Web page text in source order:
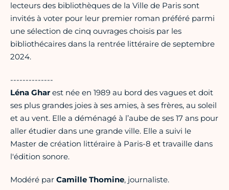
lecteurs des bibliothèques de la Ville de Paris sont
invités à voter pour leur premier roman préféré parmi
une sélection de cinq ouvrages choisis par les
bibliothécaires dans la rentrée littéraire de septembre
2024.
--------------
Léna Gharest née en 1989 au bord des vagues et doit
ses plus grandes joies à ses amies, à ses frères, au soleil
et au vent. Elle a déménagé à l’aube de ses 17 ans pour
aller étudier dans une grande ville. Elle a suivi le
Master de création littéraire à Paris-8 et travaille dans
l'édition sonore.
Modéré par Camille Thomine, journaliste.